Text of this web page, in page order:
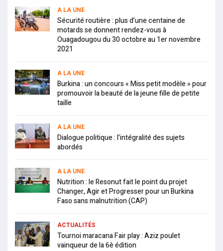
A LA UNE
Sécurité routière : plus d’une centaine de
motards se donnent rendez-vous à
Ouagadougou du 30 octobre au 1er novembre
2021
A LA UNE
Burkina : un concours « Miss petit modèle » pour
promouvoir la beauté de la jeune fille de petite
taille
A LA UNE
Dialogue politique : l’intégralité des sujets
abordés
A LA UNE
Nutrition : le Resonut fait le point du projet
Changer, Agir et Progresser pour un Burkina
Faso sans malnutrition (CAP)
ACTUALITÉS
Tournoi maracana Fair play : Aziz poulet
vainqueur de la 6è édition